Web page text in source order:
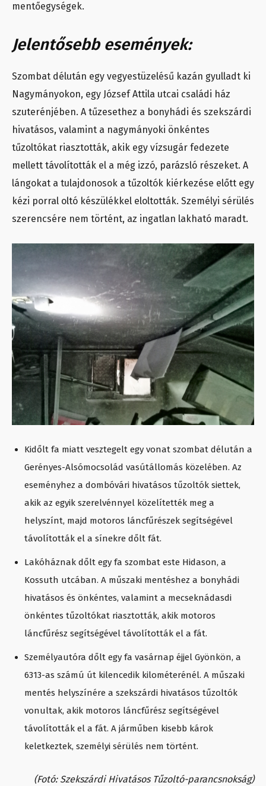
mentőegységek.
Jelentősebb események:
Szombat délután egy vegyestüzelésű kazán gyulladt ki
Nagymányokon, egy József Attila utcai családi ház
szuterénjében. A tűzesethez a bonyhádi és szekszárdi
hivatásos, valamint a nagymányoki önkéntes
tűzoltókat riasztották, akik egy vízsugár fedezete
mellett távolították el a még izzó, parázsló részeket. A
lángokat a tulajdonosok a tűzoltók kiérkezése előtt egy
kézi porral oltó készülékkel eloltották. Személyi sérülés
szerencsére nem történt, az ingatlan lakható maradt.
Kidőlt fa miatt vesztegelt egy vonat szombat délután a
Gerényes-Alsómocsolád vasútállomás közelében. Az
eseményhez a dombóvári hivatásos tűzoltók siettek,
akik az egyik szerelvénnyel közelítették meg a
helyszínt, majd motoros láncfűrészek segítségével
távolították el a sínekre dőlt fát.
Lakóháznak dőlt egy fa szombat este Hidason, a
Kossuth utcában. A műszaki mentéshez a bonyhádi
hivatásos és önkéntes, valamint a mecseknádasdi
önkéntes tűzoltókat riasztották, akik motoros
láncfűrész segítségével távolították el a fát.
Személyautóra dőlt egy fa vasárnap éjjel Gyönkön, a
6313-as számú út kilencedik kilométerénél. A műszaki
mentés helyszínére a szekszárdi hivatásos tűzoltók
vonultak, akik motoros láncfűrész segítségével
távolították el a fát. A járműben kisebb károk
keletkeztek, személyi sérülés nem történt.
(Fotó: Szekszárdi Hivatásos Tűzoltó-parancsnokság)